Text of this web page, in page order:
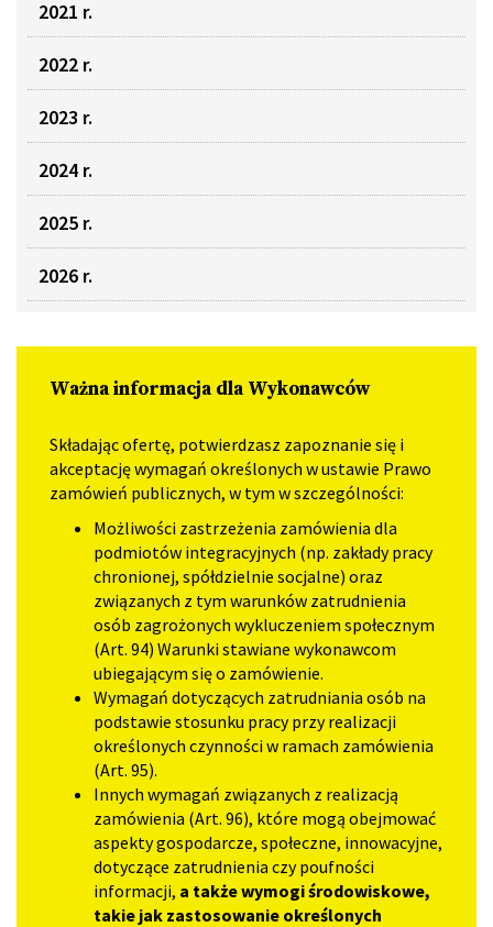
2021 r.
2022 r.
2023 r.
2024 r.
2025 r.
2026 r.
Ważna informacja dla Wykonawców
Składając ofertę, potwierdzasz zapoznanie się i
akceptację wymagań określonych w ustawie Prawo
zamówień publicznych, w tym w szczególności:
Możliwości zastrzeżenia zamówienia dla
podmiotów integracyjnych (np. zakłady pracy
chronionej, spółdzielnie socjalne) oraz
związanych z tym warunków zatrudnienia
osób zagrożonych wykluczeniem społecznym
(Art. 94) Warunki stawiane wykonawcom
ubiegającym się o zamówienie.
Wymagań dotyczących zatrudniania osób na
podstawie stosunku pracy przy realizacji
określonych czynności w ramach zamówienia
(Art. 95).
Innych wymagań związanych z realizacją
zamówienia (Art. 96), które mogą obejmować
aspekty gospodarcze, społeczne, innowacyjne,
dotyczące zatrudnienia czy poufności
informacji, a także wymogi środowiskowe,
takie jak zastosowanie określonych